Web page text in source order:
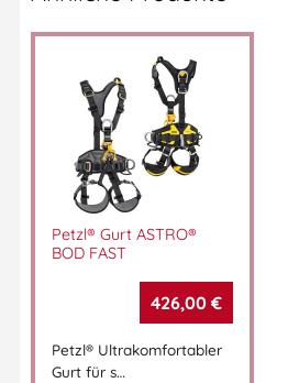
Merkmal
Material
Polyester,
g/m²)
Schnallenmaterial
Größe
1 dorsaler D-
Auffangösen
Schnallen
4
Petzl® Gurt ASTRO®
BOD FAST
426,00 €
Petzl® Ultrakomfortabler
Gurt für s…